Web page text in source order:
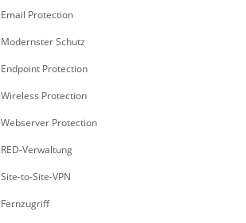
Email Protection
Modernster Schutz
Endpoint Protection
Wireless Protection
Webserver Protection
RED-Verwaltung
Site-to-Site-VPN
Fernzugriff